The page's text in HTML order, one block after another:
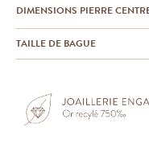
DIMENSIONS PIERRE
TAILLE DE BAGUE